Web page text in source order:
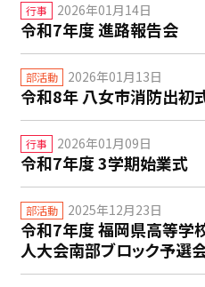
行事 2026年01月14日
令和7年度 進路報告会
部活動 2026年01月13日
令和8年 八女市消防出初
行事 2026年01月09日
令和7年度 3学期始業式
部活動 2025年12月23日
令和7年度 福岡県高等学
人大会南部ブロック予選